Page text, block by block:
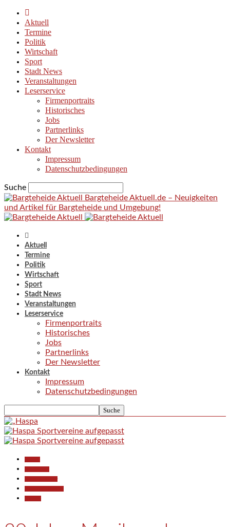
Aktuell
Termine
Politik
Wirtschaft
Sport
Stadt News
Veranstaltungen
Leserservice
Firmenportraits
Historisches
Jobs
Partnerlinks
Der Newsletter
Kontakt
Impressum
Datenschutzbedingungen
Suche
Bargteheide Aktuell.de – Neuigkeiten
und Artikel für Bargteheide und Umgebung!
Aktuell
Termine
Politik
Wirtschaft
Sport
Stadt News
Veranstaltungen
Leserservice
Firmenportraits
Historisches
Jobs
Partnerlinks
Der Newsletter
Kontakt
Impressum
Datenschutzbedingungen